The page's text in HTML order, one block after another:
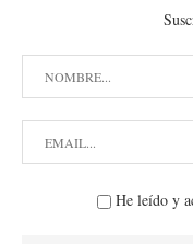
He leído y